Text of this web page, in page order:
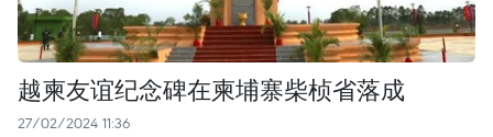
越柬友谊纪念碑在柬埔寨柴桢省落成
27/02/2024 11:36